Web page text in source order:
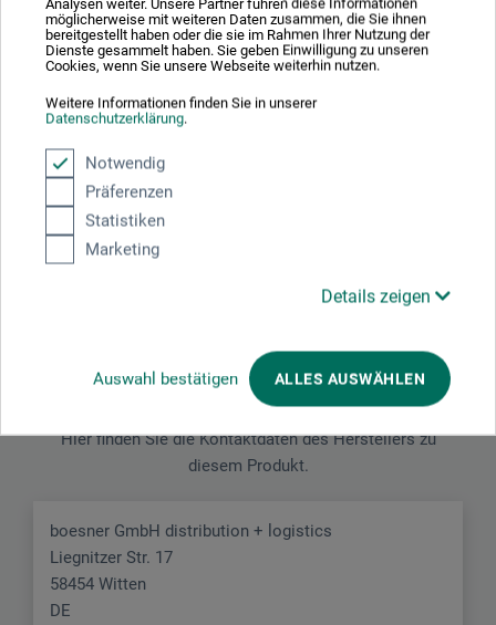
Analysen weiter. Unsere Partner führen diese Informationen
möglicherweise mit weiteren Daten zusammen, die Sie ihnen
bereitgestellt haben oder die sie im Rahmen Ihrer Nutzung der
Dienste gesammelt haben. Sie geben Einwilligung zu unseren
Cookies, wenn Sie unsere Webseite weiterhin nutzen.
Weitere Informationen finden Sie in unserer
Datenschutzerklärung.
Notwendig
Präferenzen
Statistiken
Marketing
Details zeigen
Auswahl bestätigen ALLES AUSWÄHLEN
Produktbewertungen (0)
Schreiben Sie die erste Bewertung zu diesem Produkt
JETZT PRODUKT BEWERTEN
Hersteller-Kontakt
Hier finden Sie die Kontaktdaten des Herstellers zu
diesem Produkt.
boesner GmbH distribution + logistics
Liegnitzer Str. 17
58454 Witten
DE